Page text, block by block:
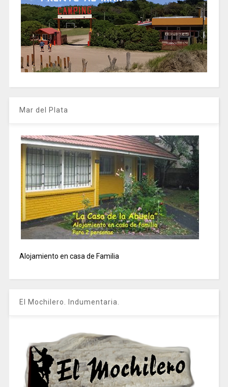
Mar del Plata
Alojamiento en casa de Familia
El Mochilero. Indumentaria.